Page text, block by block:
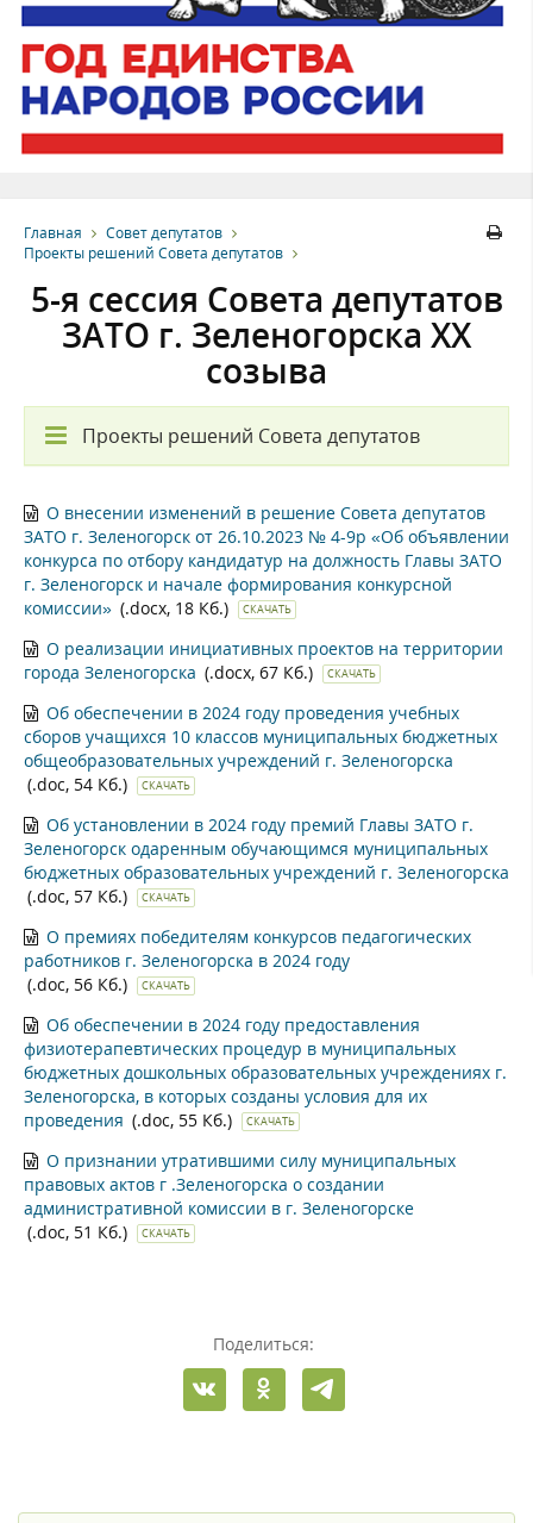
Главная
Совет депутатов
Проекты решений Совета депутатов
5-я сессия Совета депутатов
ЗАТО г. Зеленогорска XX
созыва
Проекты решений Совета депутатов
О внесении изменений в решение Совета депутатов
ЗАТО г. Зеленогорск от 26.10.2023 № 4-9р «Об объявлении
конкурса по отбору кандидатур на должность Главы ЗАТО
г. Зеленогорск и начале формирования конкурсной
комиссии» (.docx, 18 Кб.) СКАЧАТЬ
О реализации инициативных проектов на территории
города Зеленогорска (.docx, 67 Кб.) СКАЧАТЬ
Об обеспечении в 2024 году проведения учебных
сборов учащихся 10 классов муниципальных бюджетных
общеобразовательных учреждений г. Зеленогорска
(.doc, 54 Кб.)
СКАЧАТЬ
Об установлении в 2024 году премий Главы ЗАТО г.
Зеленогорск одаренным обучающимся муниципальных
бюджетных образовательных учреждений г. Зеленогорска
(.doc, 57 Кб.)
СКАЧАТЬ
О премиях победителям конкурсов педагогических
работников г. Зеленогорска в 2024 году
(.doc, 56 Кб.)
СКАЧАТЬ
Об обеспечении в 2024 году предоставления
физиотерапевтических процедур в муниципальных
бюджетных дошкольных образовательных учреждениях г.
Зеленогорска, в которых созданы условия для их
проведения (.doc, 55 Кб.) СКАЧАТЬ
О признании утратившими силу муниципальных
правовых актов г .Зеленогорска о создании
административной комиссии в г. Зеленогорске
(.doc, 51 Кб.)
СКАЧАТЬ
Поделиться: